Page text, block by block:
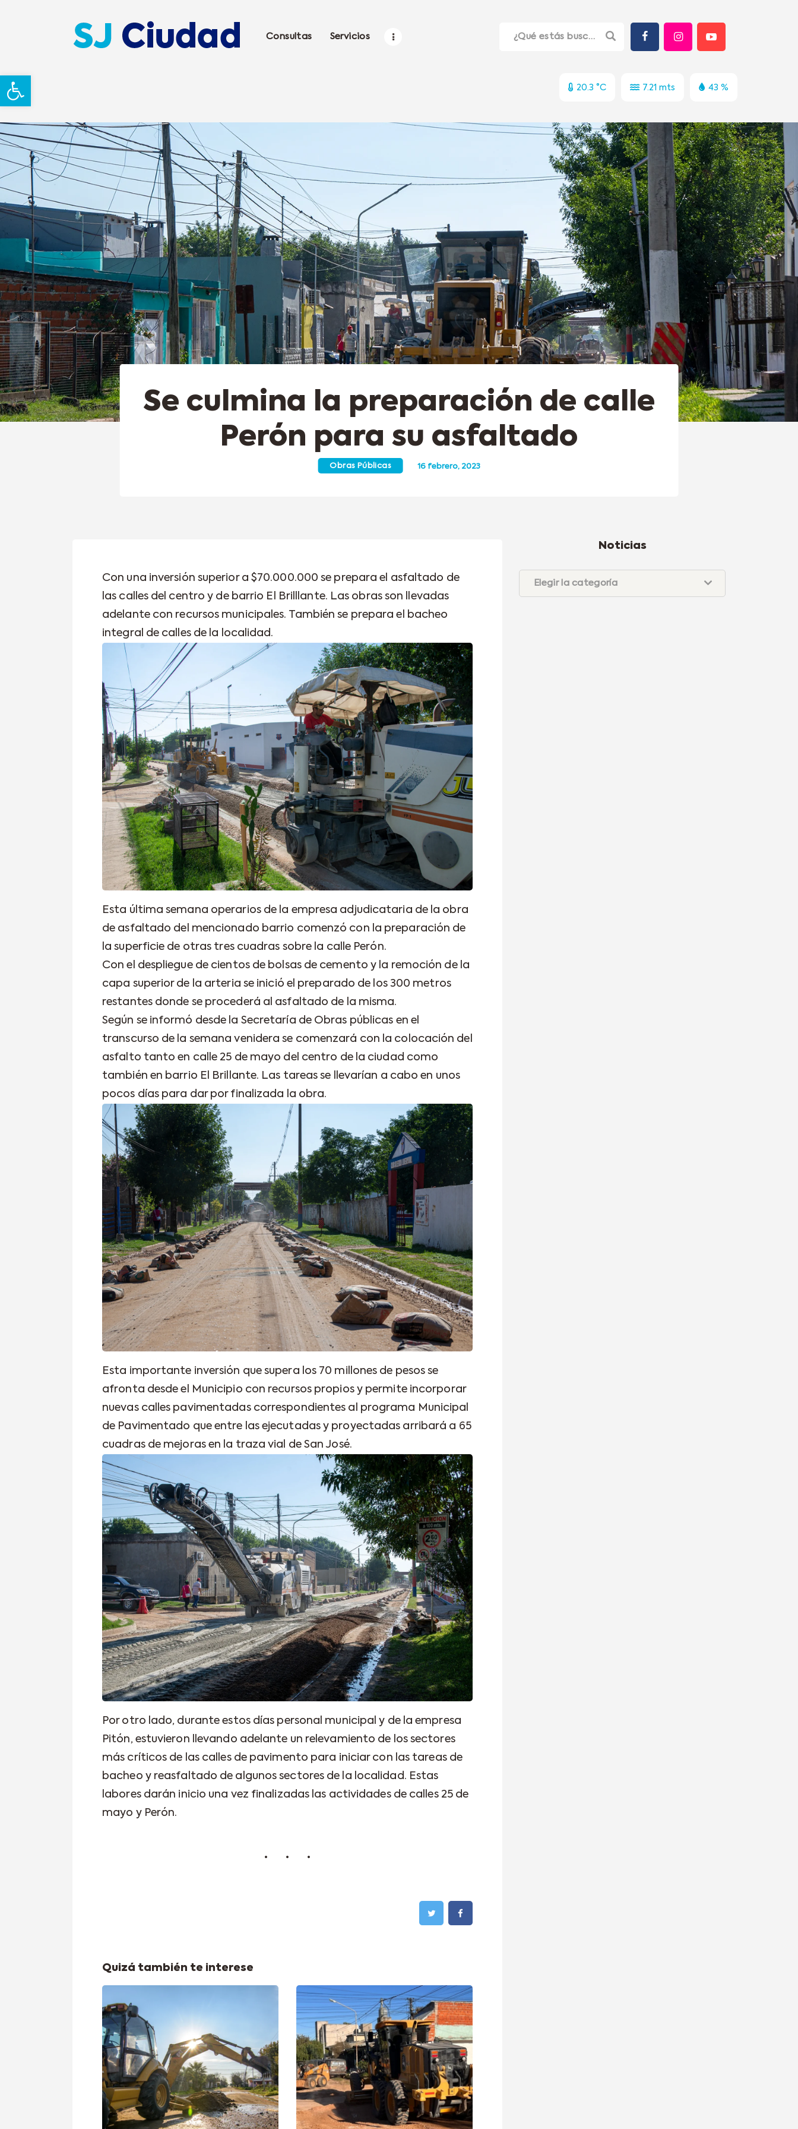
Abrir barra de herramientas
Consultas Servicios
20.3 °C 7.21 mts 43 %
Se culmina la preparación de calle
Perón para su asfaltado
Obras Públicas 16 febrero, 2023
Con una inversión superior a $70.000.000 se prepara el asfaltado de
las calles del centro y de barrio El Brilllante. Las obras son llevadas
adelante con recursos municipales. También se prepara el bacheo
integral de calles de la localidad.
Esta última semana operarios de la empresa adjudicataria de la obra
de asfaltado del mencionado barrio comenzó con la preparación de
la superficie de otras tres cuadras sobre la calle Perón.
Con el despliegue de cientos de bolsas de cemento y la remoción de la
capa superior de la arteria se inició el preparado de los 300 metros
restantes donde se procederá al asfaltado de la misma.
Según se informó desde la Secretaría de Obras públicas en el
transcurso de la semana venidera se comenzará con la colocación del
asfalto tanto en calle 25 de mayo del centro de la ciudad como
también en barrio El Brillante. Las tareas se llevarían a cabo en unos
pocos días para dar por finalizada la obra.
Esta importante inversión que supera los 70 millones de pesos se
afronta desde el Municipio con recursos propios y permite incorporar
nuevas calles pavimentadas correspondientes al programa Municipal
de Pavimentado que entre las ejecutadas y proyectadas arribará a 65
cuadras de mejoras en la traza vial de San José.
Por otro lado, durante estos días personal municipal y de la empresa
Pitón, estuvieron llevando adelante un relevamiento de los sectores
más críticos de las calles de pavimento para iniciar con las tareas de
bacheo y reasfaltado de algunos sectores de la localidad. Estas
labores darán inicio una vez finalizadas las actividades de calles 25 de
mayo y Perón.
Quizá también te interese
Noticias